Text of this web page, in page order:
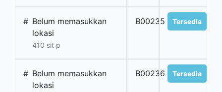
# Belum memasukkan
lokasi
410 sit p
B00235 Tersedia
# Belum memasukkan
lokasi
B00236 Tersedia